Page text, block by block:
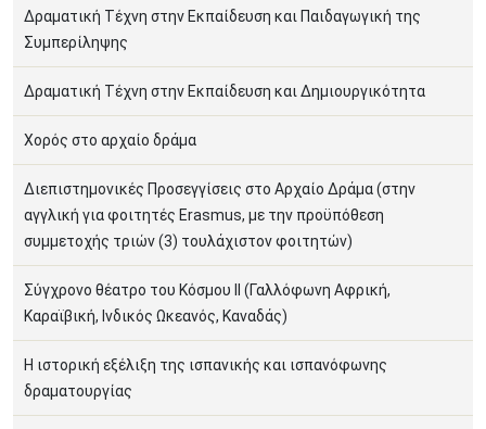
Δραματική Τέχνη στην Εκπαίδευση και Παιδαγωγική της
Συμπερίληψης
Δραματική Τέχνη στην Εκπαίδευση και Δημιουργικότητα
Χορός στο αρχαίο δράμα
Διεπιστημονικές Προσεγγίσεις στο Αρχαίο Δράμα (στην
αγγλική για φοιτητές Erasmus, με την προϋπόθεση
συμμετοχής τριών (3) τουλάχιστον φοιτητών)
Σύγχρονο θέατρο του Κόσμου ΙΙ (Γαλλόφωνη Αφρική,
Καραϊβική, Ινδικός Ωκεανός, Καναδάς)
Η ιστορική εξέλιξη της ισπανικής και ισπανόφωνης
δραματουργίας